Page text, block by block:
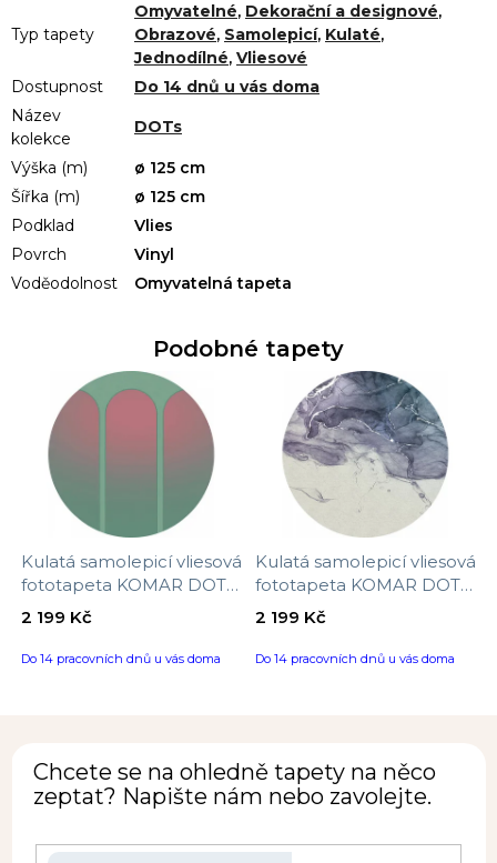
Typ tapety
Omyvatelné, Dekorační a designové,
Obrazové, Samolepicí, Kulaté,
Jednodílné, Vliesové
Dostupnost
Do 14 dnů u vás doma
Název
kolekce
DOTs
Výška (m)
ø 125 cm
Šířka (m)
ø 125 cm
Podklad
Vlies
Povrch
Vinyl
Voděodolnost
Omyvatelná tapeta
Podobné tapety
Kulatá samolepicí vliesová
fototapeta KOMAR DOTs
D1-001 Three Doors,
Do 14 pracovních dnů u vás doma
2 199 Kč
Kulatá samolepicí vliesová
fototapeta KOMAR DOTs
D1-004 Fabled INK,
Do 14 pracovních dnů u vás doma
2 199 Kč
Chcete se na ohledně tapety na něco
zeptat? Napište nám nebo zavolejte.